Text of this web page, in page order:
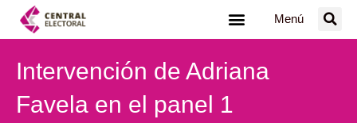
Menú
Intervención de Adriana
Favela en el panel 1